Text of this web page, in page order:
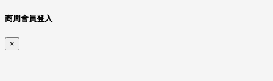
商周會員登入
×